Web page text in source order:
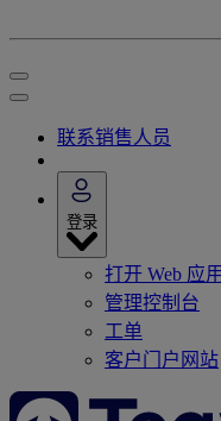
联系销售人员
登录
打开 Web 应用
管理控制台
工单
客户门户网站